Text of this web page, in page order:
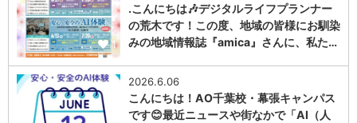
1
.こんにちは🎶デジタルライフプランナー
の荒木です！この度、地域の皆様にお馴染
みの地域情報誌『amica』さんに、私た…
2026.6.06
こんにちは！AO千葉校・幕張キャンパス
です😊最近ニュースや街なかで「AI（人